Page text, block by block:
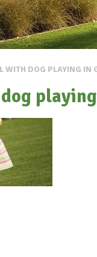
WITH DOG PLAYING IN